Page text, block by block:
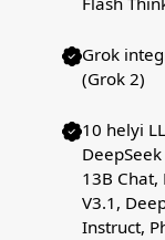
Grok
(Grok 2)
10 helyi
13B
V3.1,
Instruct,